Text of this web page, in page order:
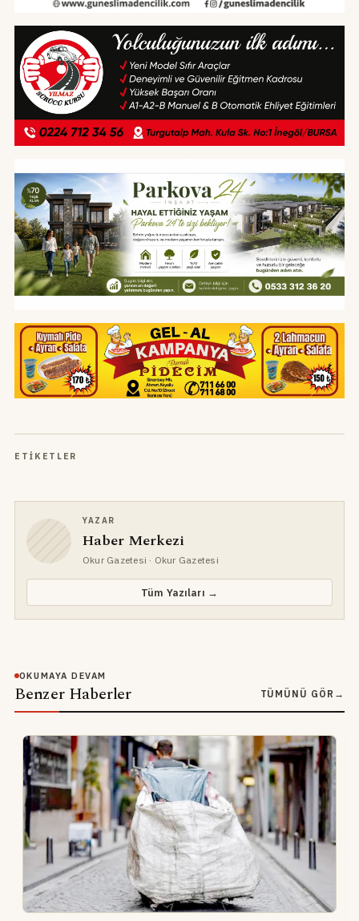
ETIKETLER
YAZAR
Haber Merkezi
Okur Gazetesi · Okur Gazetesi
Tüm Yazıları →
OKUMAYA DEVAM
Benzer Haberler TÜMÜNÜ GÖR →